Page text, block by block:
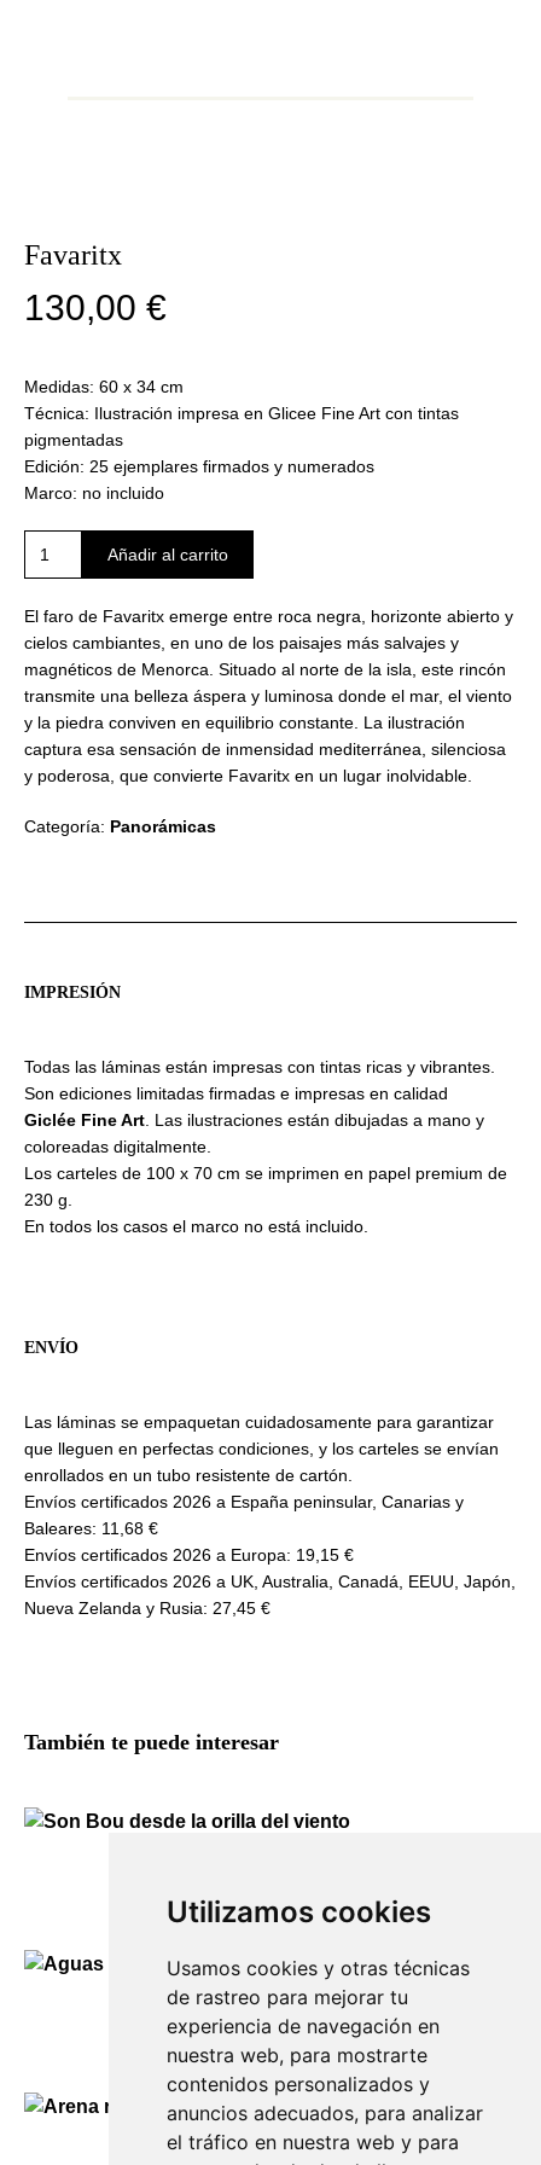
Utilizamos cookies
Usamos cookies y otras técnicas
de rastreo para mejorar tu
experiencia de navegación en
nuestra web, para mostrarte
contenidos personalizados y
anuncios adecuados, para analizar
el tráfico en nuestra web y para
Favaritx
130,00 €
Medidas: 60 x 34 cm
Técnica: Ilustración impresa en Glicee Fine Art con tintas
pigmentadas
Edición: 25 ejemplares firmados y numerados
Marco: no incluido
Añadir al carrito
El faro de Favaritx emerge entre roca negra, horizonte abierto y
cielos cambiantes, en uno de los paisajes más salvajes y
magnéticos de Menorca. Situado al norte de la isla, este rincón
transmite una belleza áspera y luminosa donde el mar, el viento
y la piedra conviven en equilibrio constante. La ilustración
captura esa sensación de inmensidad mediterránea, silenciosa
y poderosa, que convierte Favaritx en un lugar inolvidable.
Categoría: Panorámicas
IMPRESIÓN
Todas las láminas están impresas con tintas ricas y vibrantes.
Son ediciones limitadas firmadas e impresas en calidad
Giclée Fine Art . Las ilustraciones están dibujadas a mano y
coloreadas digitalmente.
Los carteles de 100 x 70 cm se imprimen en papel premium de
230 g.
En todos los casos el marco no está incluido.
ENVÍO
Las láminas se empaquetan cuidadosamente para garantizar
que lleguen en perfectas condiciones, y los carteles se envían
enrollados en un tubo resistente de cartón.
Envíos certificados 2026 a España peninsular, Canarias y
Baleares: 11,68 €
Envíos certificados 2026 a Europa: 19,15 €
Envíos certificados 2026 a UK, Australia, Canadá, EEUU, Japón,
Nueva Zelanda y Rusia: 27,45 €
También te puede interesar
130,00
Aguas de Cala Molí
130,00
Arena roja y mar abierto